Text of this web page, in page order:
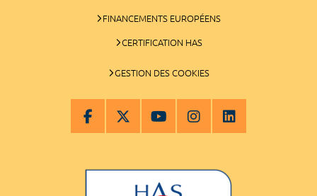
FINANCEMENTS EUROPÉENS
CERTIFICATION HAS
GESTION DES COOKIES